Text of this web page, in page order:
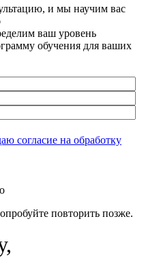
и мы научим вас
ваш уровень
обучения для ваших
согласие на обработку
повторить позже.